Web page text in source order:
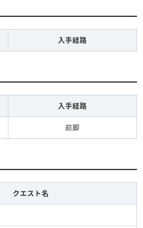
入手経路
入手経路
前脚
クエスト名